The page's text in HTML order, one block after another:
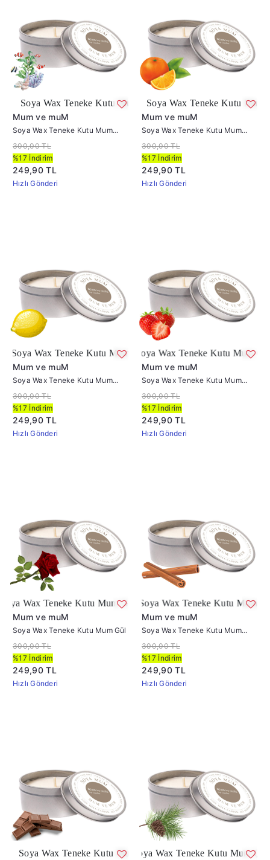
Teneke Kutu Mum Okyanus
Mum ve muM
Soya Wax Teneke Kutu Mum
Okyanus
300,00 TL
%17 İndirim
249,90 TL
Hızlı Gönderi
Soya Wax Teneke Kutu Mum Portakal
Mum ve muM
Soya Wax Teneke Kutu Mum
Portakal
300,00 TL
%17 İndirim
249,90 TL
Hızlı Gönderi
Teneke Kutu Mum Limon
Mum ve muM
Soya Wax Teneke Kutu Mum
Limon
300,00 TL
%17 İndirim
249,90 TL
Hızlı Gönderi
Soya Wax Teneke Kutu Mum Çilek
Mum ve muM
Soya Wax Teneke Kutu Mum
Çilek
300,00 TL
%17 İndirim
249,90 TL
Hızlı Gönderi
Kutu Mum Gül
Mum ve muM
Soya Wax Teneke Kutu Mum Gül
300,00 TL
%17 İndirim
249,90 TL
Hızlı Gönderi
Soya Wax Teneke Kutu Mum Tarçın
Mum ve muM
Soya Wax Teneke Kutu Mum
Tarçın
300,00 TL
%17 İndirim
249,90 TL
Hızlı Gönderi
Teneke Kutu Mum ÇikolataSoya Wax Teneke Kutu Mum Çam